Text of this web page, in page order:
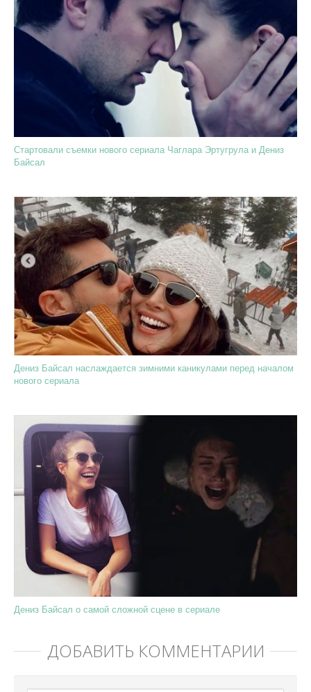
Стартовали съемки нового сериала Чаглара Эртугрула и Дениз
Байсал
Дениз Байсал наслаждается зимними каникулами перед началом
нового сериала
Дениз Байсал о самой сложной сцене в сериале
ДОБАВИТЬ КОММЕНТАРИЙ